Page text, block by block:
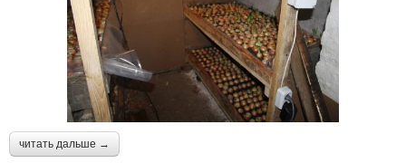
читать дальше →